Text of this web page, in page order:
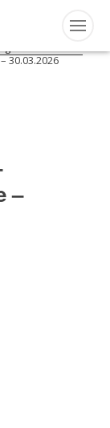
30.03.2026
–